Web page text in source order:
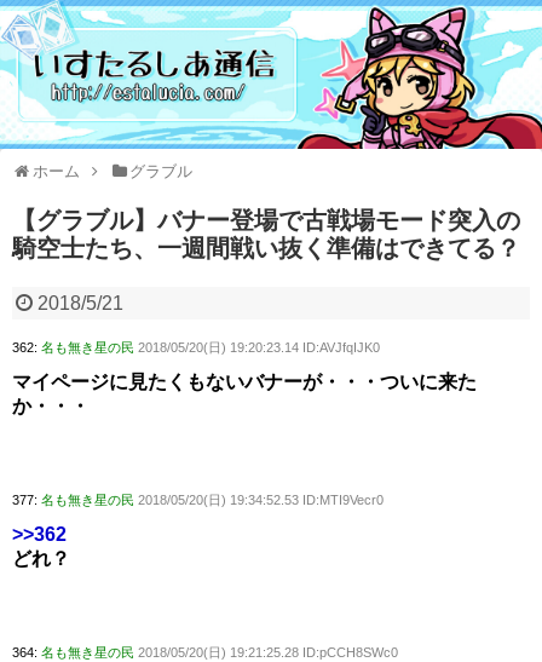
ホーム グラブル
【グラブル】バナー登場で古戦場モード突入の
騎空士たち、一週間戦い抜く準備はできてる？
2018/5/21
362: 名も無き星の民 2018/05/20(日) 19:20:23.14 ID:AVJfqIJK0
マイページに見たくもないバナーが・・・ついに来た
か・・・
377: 名も無き星の民 2018/05/20(日) 19:34:52.53 ID:MTI9Vecr0
>>362
どれ？
364: 名も無き星の民 2018/05/20(日) 19:21:25.28 ID:pCCH8SWc0